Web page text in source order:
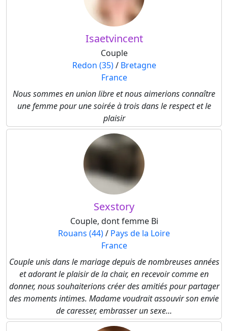
Isaetvincent
Couple
Redon (35)/ Bretagne
France
Nous sommes en union libre et nous aimerions connaître
une femme pour une soirée à trois dans le respect et le
plaisir
Sexstory
Couple, dont femme Bi
Rouans (44)/ Pays de la Loire
France
Couple unis dans le mariage depuis de nombreuses années
et adorant le plaisir de la chair, en recevoir comme en
donner, nous souhaiterions créer des amitiés pour partager
des moments intimes. Madame voudrait assouvir son envie
de caresser, embrasser un sexe...